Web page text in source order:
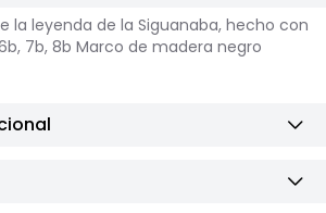
la leyenda de la Siguanaba, hecho con
7b, 8b Marco de madera negro